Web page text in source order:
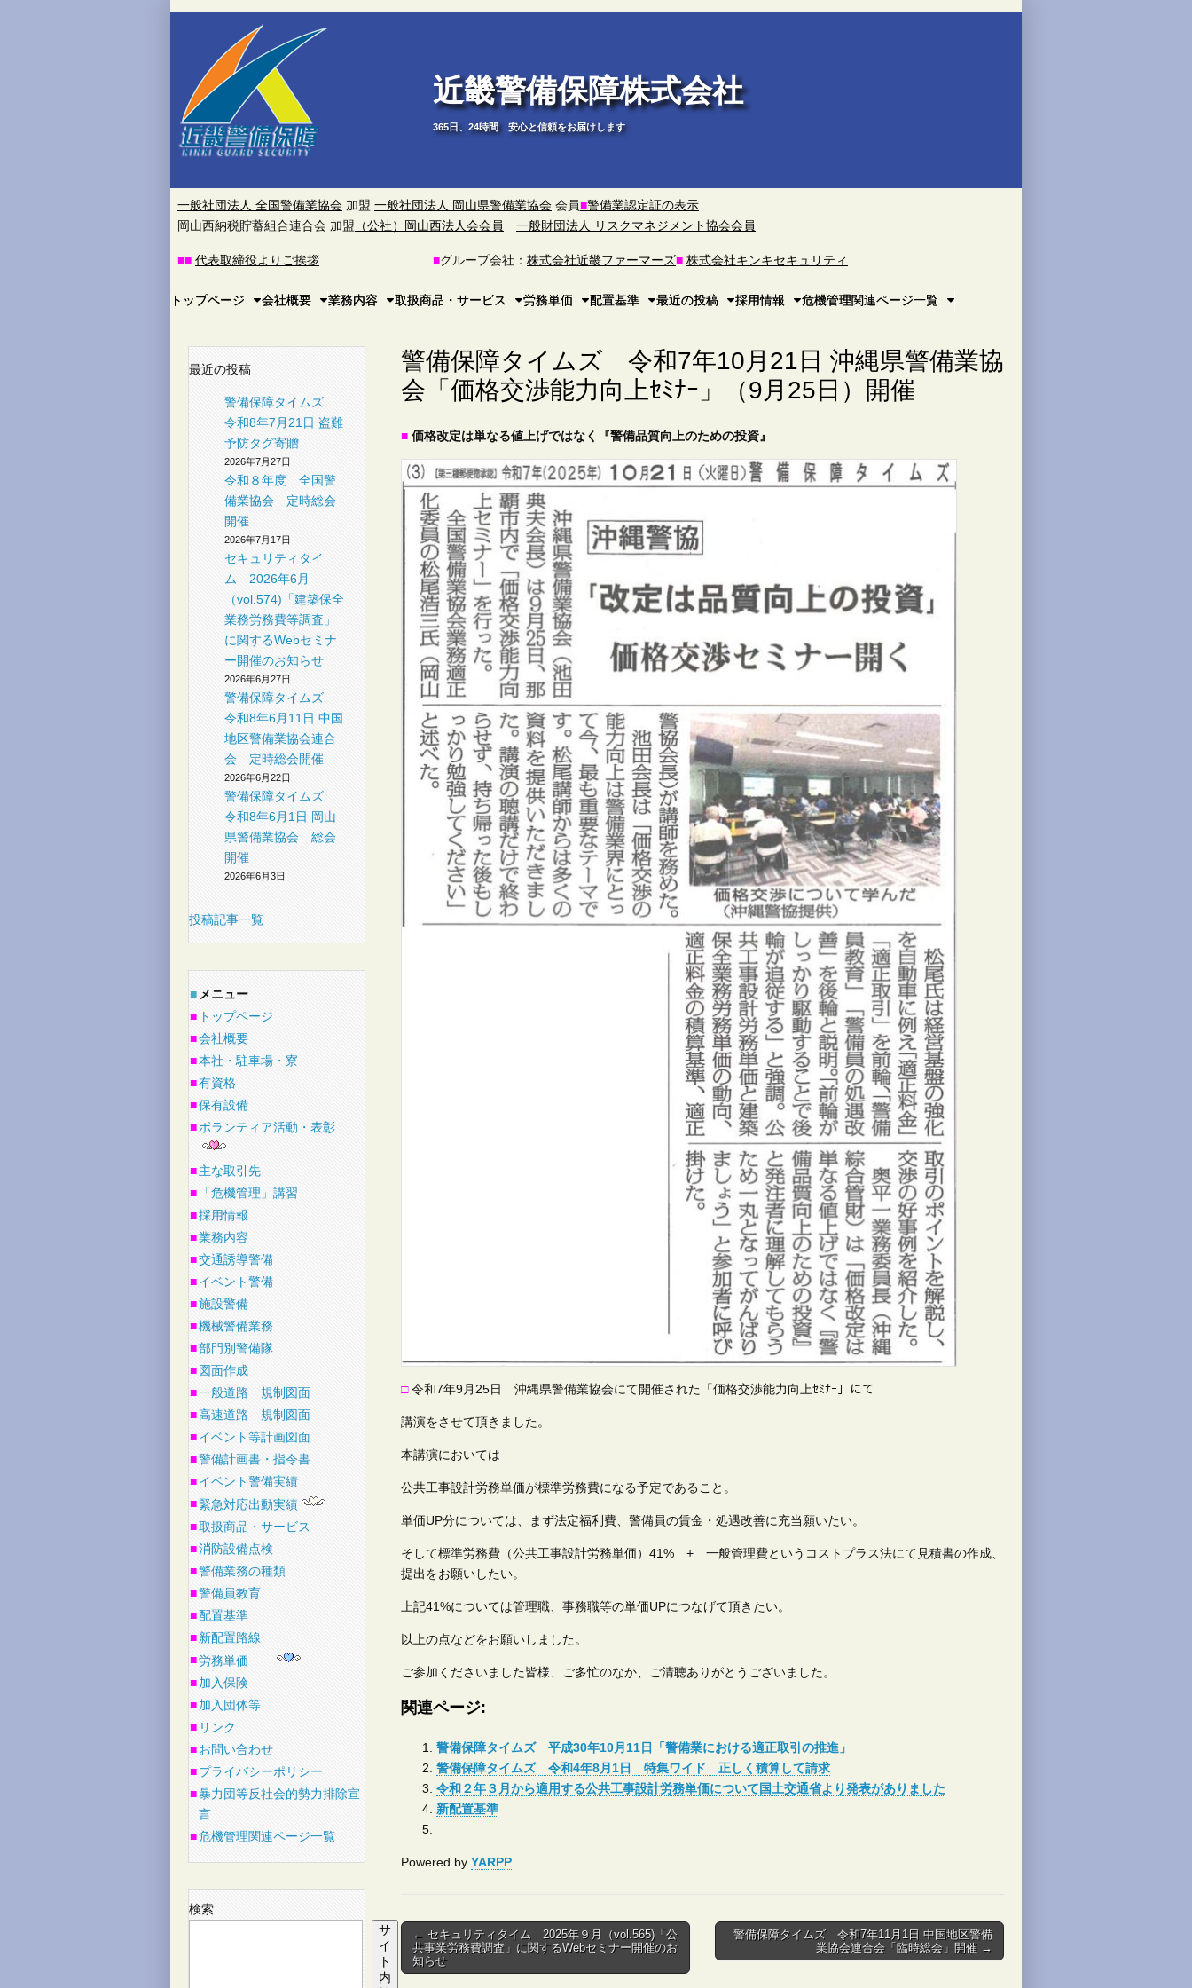
近
畿
警
備
保
障
株
式
会
社
近畿警備保障株式会社
365日、24時間 安心と信頼をお届けします
一般社団法人 全国警備業協会 加盟 一般社団法人 岡山県警備業協会 会員■警備業認定証の表示
岡山西納税貯蓄組合連合会 加盟 （公社）岡山西法人会会員 一般財団法人 リスクマネジメント協会会員
■■ 代表取締役よりご挨拶 ■グループ会社： 株式会社近畿ファーマーズ■ 株式会社キンキセキュリティ
Main
Skip
トップページ 会社概要 業務内容 取扱商品・サービス 労務単価 配置基準 最近の投稿 採用情報 危機管理関連ページ一覧
警備保障タイムズ 令和7年10月21日 沖縄県警備業協
会「価格交渉能力向上ｾﾐﾅｰ」（9月25日）開催
■ 価格改定は単なる値上げではなく『警備品質向上のための投資』
□令和7年9月25日 沖縄県警備業協会にて開催された「価格交渉能力向上ｾﾐﾅｰ」にて
講演をさせて頂きました。
本講演においては
公共工事設計労務単価が標準労務費になる予定であること。
単価UP分については、まず法定福利費、警備員の賃金・処遇改善に充当願いたい。
そして標準労務費（公共工事設計労務単価）41% + 一般管理費というコストプラス法にて見積書の作成、
提出をお願いしたい。
上記41%については管理職、事務職等の単価UPにつなげて頂きたい。
以上の点などをお願いしました。
ご参加くださいました皆様、ご多忙のなか、ご清聴ありがとうございました。
関連ページ:
警備保障タイムズ 平成30年10月11日「警備業における適正取引の推進」
警備保障タイムズ 令和4年8月1日 特集ワイド 正しく積算して請求
令和２年３月から適用する公共工事設計労務単価について国土交通省より発表がありました
新配置基準
Powered by YARPP
Post
navigation
← セキュリティタイム 2025年９月（vol.565)「公
共事業労務費調査」に関するWebセミナー開催のお
知らせ
警備保障タイムズ 令和7年11月1日 中国地区警備
業協会連合会「臨時総会」開催 →
最近の投稿
警備保障タイムズ
令和8年7月21日 盗難
予防タグ寄贈
2026年7月27日
令和８年度 全国警
備業協会 定時総会
開催
2026年7月17日
セキュリティタイ
ム 2026年6月
（vol.574)「建築保全
業務労務費等調査」
に関するWebセミナ
ー開催のお知らせ
2026年6月27日
警備保障タイムズ
令和8年6月11日 中国
地区警備業協会連合
会 定時総会開催
2026年6月22日
警備保障タイムズ
令和8年6月1日 岡山
県警備業協会 総会
開催
2026年6月3日
投稿記事一覧
■ メニュー
■ トップページ
■会社概要
■本社・駐車場・寮
■有資格
■保有設備
■ボランティア活動・表彰
■主な取引先
■
「危機管理」講習
■採用情報
■業務内容
■交通誘導警備
■イベント警備
■施設警備
■機械警備業務
■部門別警備隊
■図面作成
■一般道路 規制図面
■高速道路 規制図面
■イベント等計画図面
■警備計画書・指令書
■イベント警備実績
■緊急対応出動実績
■取扱商品・サービス
■消防設備点検
■警備業務の種類
■警備員教育
■配置基準
■新配置路線
■労務単価
■加入保険
■加入団体等
■ リンク
■お問い合わせ
■プライバシーポリシー
■暴力団等反社会的勢力排除宣
言
■危機管理関連ページ一覧
検索
サ
イ
ト
内